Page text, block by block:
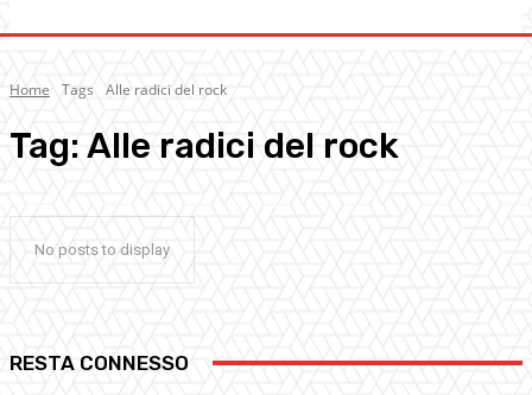
Home Tags Alle radici del rock
Tag:Alle radici del rock
No posts to display
RESTA CONNESSO